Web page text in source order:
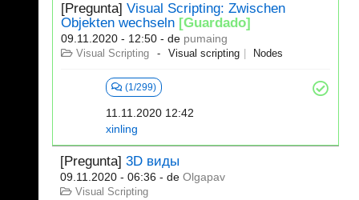
[Pregunta] Visual Scripting: Zwischen
Objekten wechseln [Guardado]
09.11.2020 - 12:50 - de pumaing
Visual Scripting Visual scripting Nodes
(1/299)
11.11.2020 12:42
xinling
[Pregunta] 3D виды
09.11.2020 - 06:36 - de Olgapav
Visual Scripting